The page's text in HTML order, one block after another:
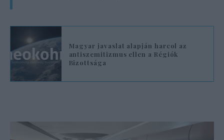
Magyar javaslat alapján harcol az
antiszemitizmus ellen a Régiók
Bizottsága